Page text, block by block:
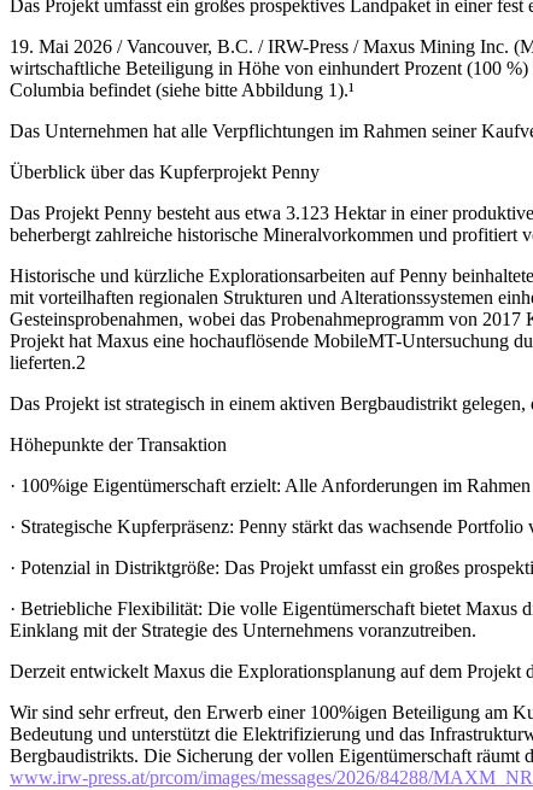
Das Projekt umfasst ein großes prospektives Landpaket in einer
19. Mai 2026 / Vancouver, B.C. / IRW-Press / Maxus Mining Inc.
wirtschaftliche Beteiligung in Höhe von einhundert Prozent (100
Columbia befindet (siehe bitte Abbildung 1).¹
Das Unternehmen hat alle Verpflichtungen im Rahmen seiner
Überblick über das Kupferprojekt Penny
Das Projekt Penny besteht aus etwa 3.123 Hektar in einer
beherbergt zahlreiche historische Mineralvorkommen und profitiert
Historische und kürzliche Explorationsarbeiten auf Penny
mit vorteilhaften regionalen Strukturen und Alterationssystemen
Gesteinsprobenahmen, wobei das Probenahmeprogramm von
Projekt hat Maxus eine hochauflösende MobileMT-Untersuchung
lieferten.2
Das Projekt ist strategisch in einem aktiven Bergbaudistrikt
Höhepunkte der Transaktion
· 100%ige Eigentümerschaft erzielt: Alle Anforderungen im
· Strategische Kupferpräsenz: Penny stärkt das wachsende
· Potenzial in Distriktgröße: Das Projekt umfasst ein großes
· Betriebliche Flexibilität: Die volle Eigentümerschaft bietet
Einklang mit der Strategie des Unternehmens voranzutreiben.
Derzeit entwickelt Maxus die Explorationsplanung auf dem Projekt
Wir sind sehr erfreut, den Erwerb einer 100%igen Beteiligung am
Bedeutung und unterstützt die Elektrifizierung und das
Bergbaudistrikts. Die Sicherung der vollen Eigentümerschaft
www.irw-press.at/prcom/images/messages/2026/84288/